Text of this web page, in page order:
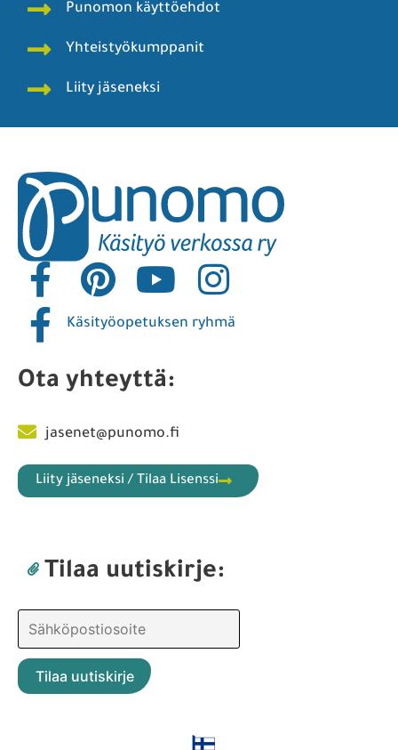
Punomon käyttöehdot
Yhteistyökumppanit
Liity jäseneksi
Käsityöopetuksen ryhmä
Ota yhteyttä:
jasenet@punomo.fi
Liity jäseneksi / Tilaa Lisenssi
Tilaa uutiskirje: